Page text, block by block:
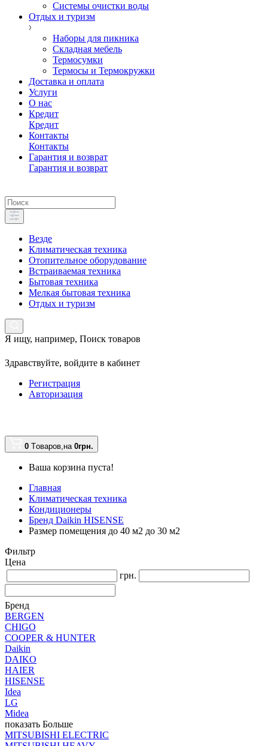
Системы очистки воды
Отдых и туризм
Наборы для пикника
Складная мебель
Термосумки
Термосы и Термокружки
Доставка и оплата
Услуги
О нас
Кредит
Кредит
Контакты
Контакты
Гарантия и возврат
Гарантия и возврат
Везде
Климатическая техника
Отопительное оборудование
Встраиваемая техника
Бытовая техника
Мелкая бытовая техника
Отдых и туризм
Я ищу, например, Поиск товаров
Здравствуйте, войдите в кабинет
Регистрация
Авторизация
0 Tоваров,на 0грн.
Ваша корзина пуста!
Главная
Климатическая техника
Кондиционеры
Бренд Daikin HISENSE
Размер помещения до 40 м2 до 30 м2
Фильтр
Цена
грн.
Бренд
BERGEN
CHIGO
COOPER & HUNTER
Daikin
DAIKO
HAIER
HISENSE
Idea
LG
Midea
показать Больше
MITSUBISHI ELECTRIC